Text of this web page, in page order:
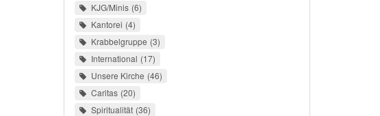
KJG/Minis 6
Kantorei 4
Krabbelgruppe 3
International 17
Unsere Kirche 46
Caritas 20
Spiritualität 36